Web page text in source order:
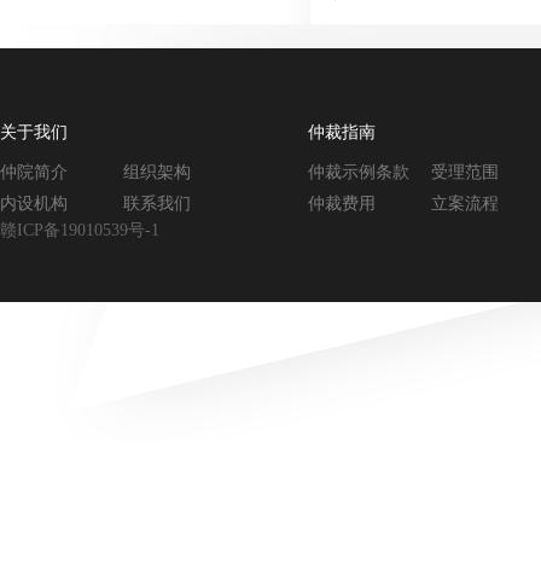
关于我们
仲院简介
组织架构
内设机构
联系我们
仲裁指南
仲裁示例条款
受理范围
仲裁费用
立案流程
赣ICP备19010539号-1